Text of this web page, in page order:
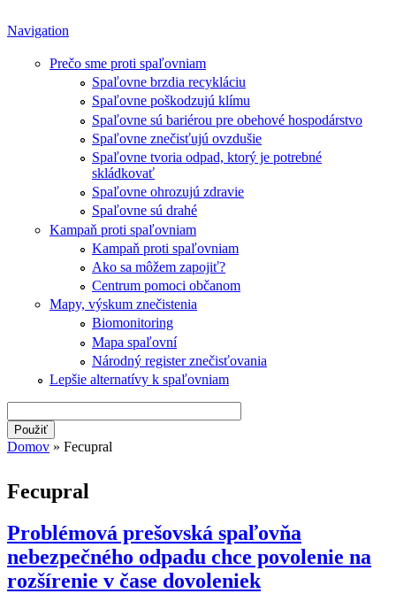
Navigation
Prečo sme proti spaľovniam
Spaľovne brzdia recykláciu
Spaľovne poškodzujú klímu
Spaľovne sú bariérou pre obehové hospodárstvo
Spaľovne znečisťujú ovzdušie
Spaľovne tvoria odpad, ktorý je potrebné
skládkovať
Spaľovne ohrozujú zdravie
Spaľovne sú drahé
Kampaň proti spaľovniam
Kampaň proti spaľovniam
Ako sa môžem zapojiť?
Centrum pomoci občanom
Mapy, výskum znečistenia
Biomonitoring
Mapa spaľovní
Národný register znečisťovania
Lepšie alternatívy k spaľovniam
Domov » Fecupral
Fecupral
Problémová prešovská spaľovňa
nebezpečného odpadu chce povolenie na
rozšírenie v čase dovoleniek